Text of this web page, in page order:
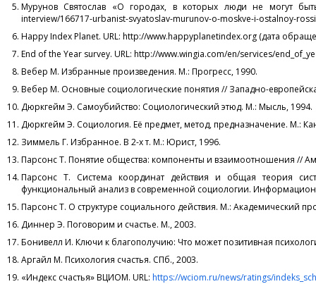
Мурунов Святослав «О городах, в которых люди не могут быть
interview/166717-urbanist-svyatoslav-murunov-o-moskve-i-ostalnoy-
Happy Index Planet. URL: http://www.happyplanetindex.org (дата
End of the Year survey. URL: http://www.wingia.com/en/services/
Вебер М. Избранные произведения. М.: Прогресс, 1990.
Вебер М. Основные социологические понятия // Западно-
Дюркгейм Э. Самоубийство: Социологический этюд. М.: Мысль, 1994.
Дюркгейм Э. Социология. Её предмет, метод, предназначение. М.:
Зиммель Г. Избранное. В 2-х т. М.: Юрист, 1996.
Парсонс Т. Понятие общества: компоненты и взаимоотношения //
Парсонс Т. Система координат действия и общая теория
функциональный анализ в современной социологии.
Парсонс Т. О структуре социального действия. М.: Академический
Диннер Э. Поговорим и счастье. М., 2003.
Бонивелл И. Ключи к благополучию: Что может позитивная
Аргайл М. Психология счастья. СПб., 2003.
«Индекс счастья» ВЦИОМ. URL: https://wciom.ru/news/ratings/